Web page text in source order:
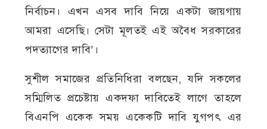
নির্বাচন। এখন এসব দাবি নিয়ে একটা জায়গায়
আমরা এসেছি। সেটা মূলতই এই অবৈধ সরকারের
পদত্যাগের দাবি’।
সুশীল সমাজের প্রতিনিধিরা বলছেন, যদি সকলের
সম্মিলিত প্রচেষ্টায় একদফা দাবিতেই লাগে তাহলে
বিএনপি একেক সময় একেকটি দাবি যুগপৎ এর